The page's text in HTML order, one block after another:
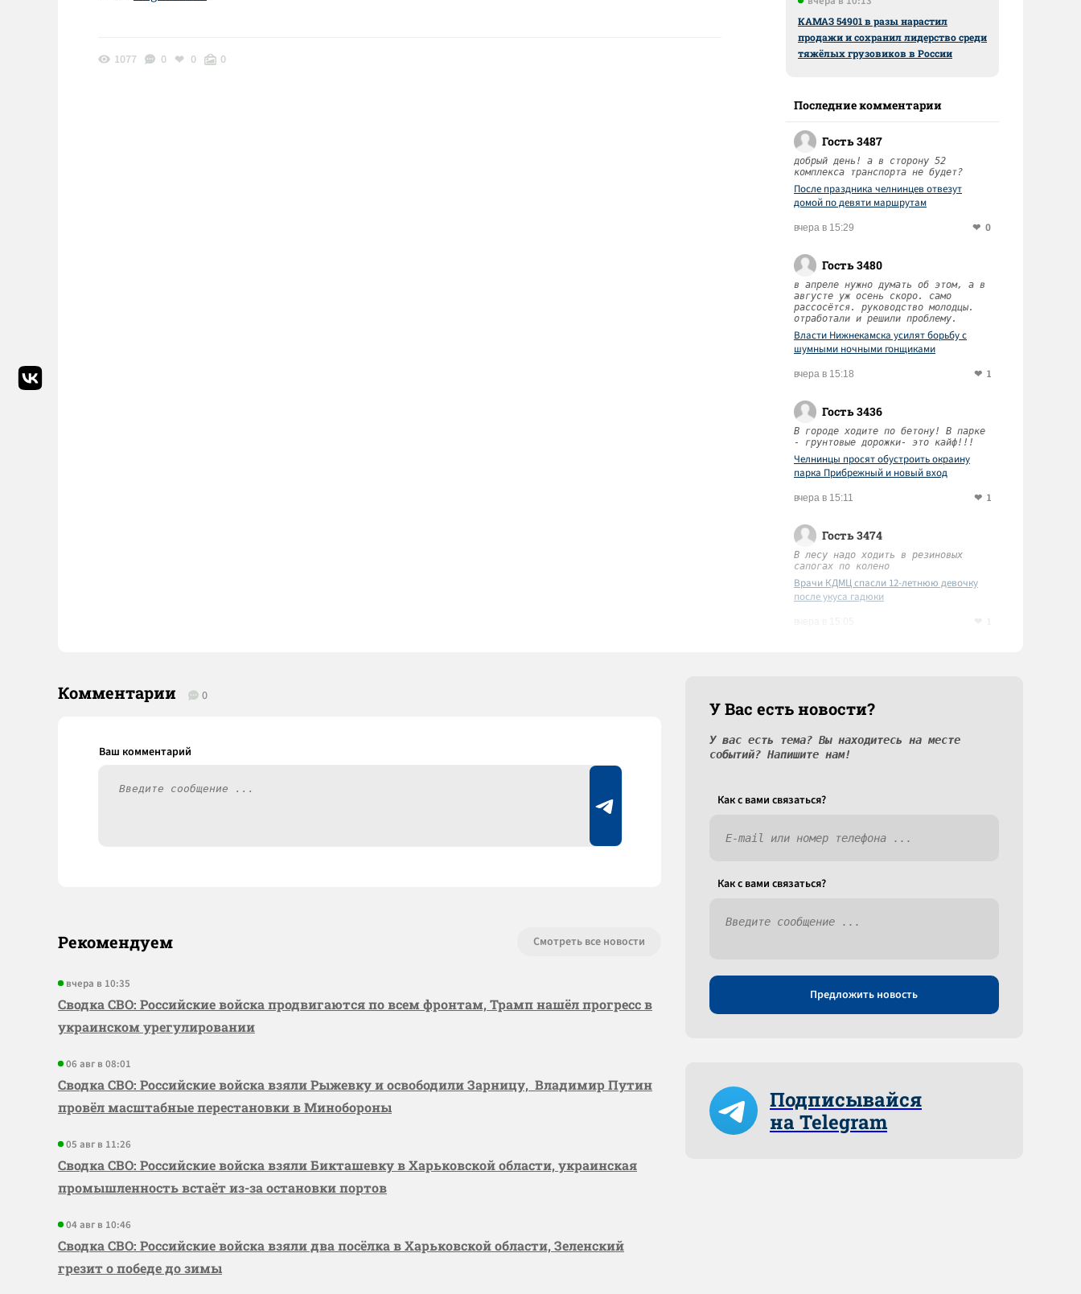
1077 0 0 0
КАМАЗ 54901 в разы нарастил
продажи и сохранил лидерство среди
тяжёлых грузовиков в России
Последние комментарии
Гость 3487
добрый день! а в сторону 52
комплекса транспорта не будет?
После праздника челнинцев отвезут
домой по девяти маршрутам
вчера в 15:29 0
Гость 3480
в апреле нужно думать об этом, а в
августе уж осень скоро. само
рассосётся. руководство молодцы.
отработали и решили проблему.
Власти Нижнекамска усилят борьбу с
шумными ночными гонщиками
вчера в 15:18 1
Гость 3436
В городе ходите по бетону! В парке
- грунтовые дорожки- это кайф!!!
Челнинцы просят обустроить окраину
парка Прибрежный и новый вход
вчера в 15:11 1
Гость 3474
В лесу надо ходить в резиновых
сапогах по колено
Врачи КДМЦ спасли 12-летнюю девочку
после укуса гадюки
Комментарии 0
Рекомендуем Смотреть все новости
вчера в 10:35
Сводка СВО: Российские войска продвигаются по всем фронтам, Трамп нашёл прогресс в
украинском урегулировании
06 авг в 08:01
Сводка СВО: Российские войска взяли Рыжевку и освободили Зарницу, Владимир Путин
провёл масштабные перестановки в Минобороны
05 авг в 11:26
Сводка СВО: Российские войска взяли Бикташевку в Харьковской области, украинская
промышленность встаёт из-за остановки портов
04 авг в 10:46
Сводка СВО: Российские войска взяли два посёлка в Харьковской области, Зеленский
грезит о победе до зимы
У Вас есть новости?
У вас есть тема? Вы находитесь на месте
событий? Напишите нам!
Как c вами связаться?
Как c вами связаться?
Предложить новость
Подписывайся
на Telegram